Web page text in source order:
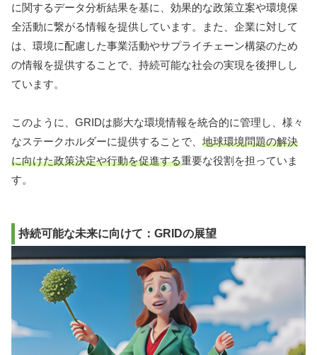
に関するデータ分析結果を基に、効果的な政策立案や環境保
全活動に繋がる情報を提供しています。また、企業に対して
は、環境に配慮した事業活動やサプライチェーン構築のため
の情報を提供することで、持続可能な社会の実現を後押しし
ています。
このように、GRIDは膨大な環境情報を統合的に管理し、様々
なステークホルダーに提供することで、 地球環境問題の解決
に向けた政策決定や行動を促進する重要な役割を担っていま
す。
持続可能な未来に向けて：GRIDの展望